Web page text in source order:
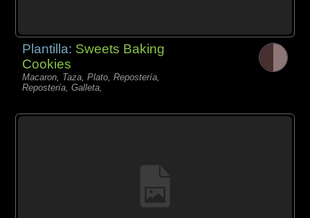
Plantilla: Sweets Baking
Cookies
Macaron, Taza, Plato, Repostería,
Repostería, Galleta,